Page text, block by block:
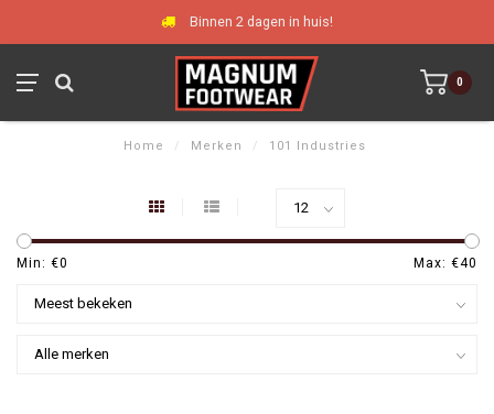
Binnen 2 dagen in huis!
0
Home / Merken / 101 Industries
Min: €0 Max: €40